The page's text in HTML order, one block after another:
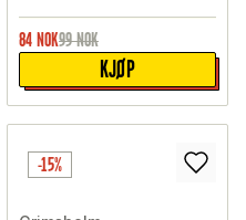
84 NOK99 NOK
KJØP
-15%